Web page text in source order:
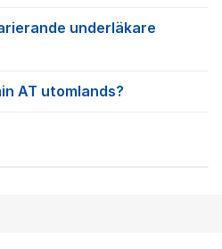
underläkare
AT utomlands?